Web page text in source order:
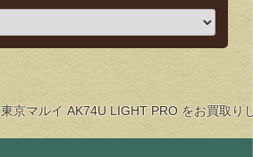
東京マルイ AK74U LIGHT PRO をお買取り